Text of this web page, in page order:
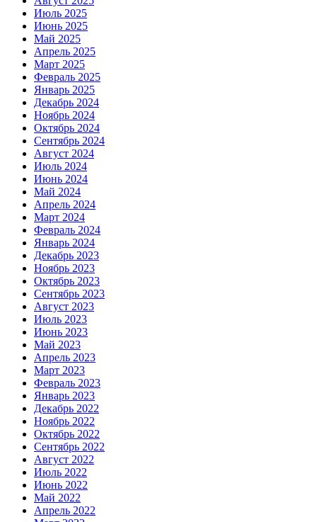
Июль 2025
Июнь 2025
Май 2025
Апрель 2025
Март 2025
Февраль 2025
Январь 2025
Декабрь 2024
Ноябрь 2024
Октябрь 2024
Сентябрь 2024
Август 2024
Июль 2024
Июнь 2024
Май 2024
Апрель 2024
Март 2024
Февраль 2024
Январь 2024
Декабрь 2023
Ноябрь 2023
Октябрь 2023
Сентябрь 2023
Август 2023
Июль 2023
Июнь 2023
Май 2023
Апрель 2023
Март 2023
Февраль 2023
Январь 2023
Декабрь 2022
Ноябрь 2022
Октябрь 2022
Сентябрь 2022
Август 2022
Июль 2022
Июнь 2022
Май 2022
Апрель 2022